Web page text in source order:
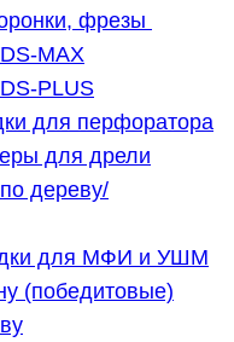
фрезы
MAX
PLUS
для перфоратора
для дрели
дереву/
для МФИ и УШМ
(победитовые)